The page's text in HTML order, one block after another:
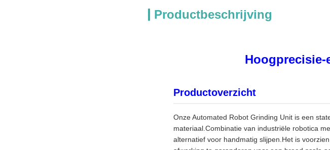
Productbeschrijving
Productoverzicht
Onze Automated Robot Grinding Unit is een
materiaal.Combinatie van industriële robotica
alternatief voor handmatig slijpen.Het is